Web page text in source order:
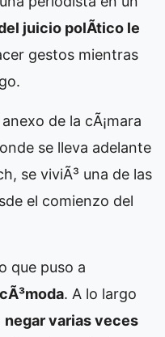
juicio polÃ­tico le
gestos mientras
de la cÃ¡mara
se lleva adelante
se viviÃ³ una de las
el comienzo del
que puso a
. A lo largo
negar varias veces